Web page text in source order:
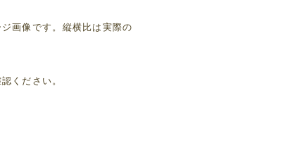
画像です。縦横比は実際の
ください。